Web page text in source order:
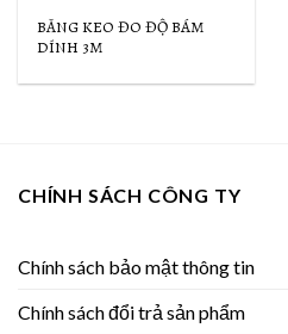
BĂNG KEO ĐO ĐỘ BÁM
DÍNH 3M
CHÍNH SÁCH CÔNG TY
Chính sách bảo mật thông tin
Chính sách đổi trả sản phẩm